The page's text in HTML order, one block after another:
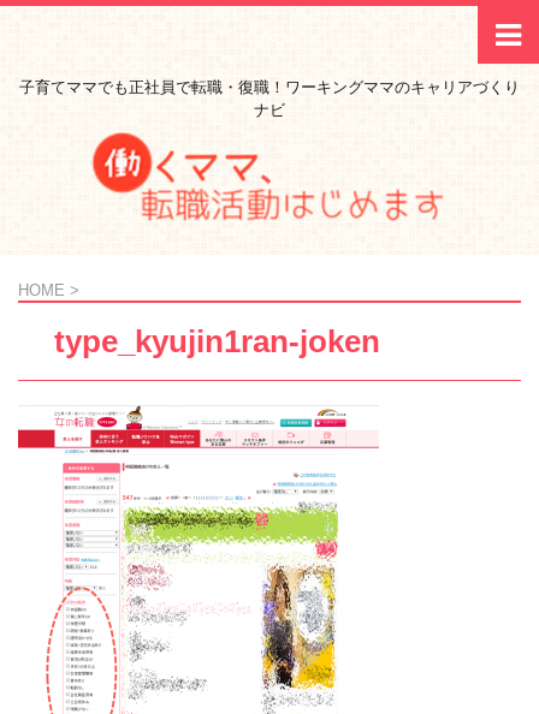
子育てママでも正社員で転職・復職！ワーキングママのキャリアづくり
ナビ
HOME >
type_kyujin1ran-joken